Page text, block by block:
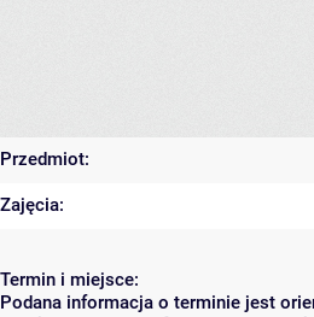
Przedmiot:
Zajęcia:
Termin i miejsce:
Podana informacja o terminie jest